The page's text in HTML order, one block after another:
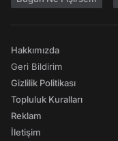
Hakkımızda
Geri Bildirim
Gizlilik Politikası
Topluluk Kuralları
Reklam
İletişim